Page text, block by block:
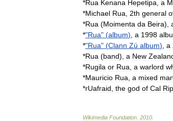
*Rua Kenana Hepetipa a
*Michael Rua 2th general
*Rua (Moimenta da Beira)
*"Rua" (album) a 1998
*"Rua" (Clann Zú album) a
*Rua (band) a New
*Rugila or Rua a warlord
*Mauricio Rua a mixed
*rUafraid the god of Cal
Wikimedia Foundation 2010